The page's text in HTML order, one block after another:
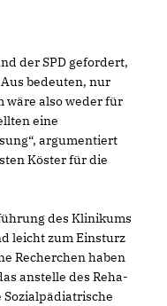
der SPD gefordert,
bedeuten, nur
wäre also weder für
eine
argumentiert
Köster für die
des Klinikums
leicht zum Einsturz
Recherchen haben
anstelle des Reha-